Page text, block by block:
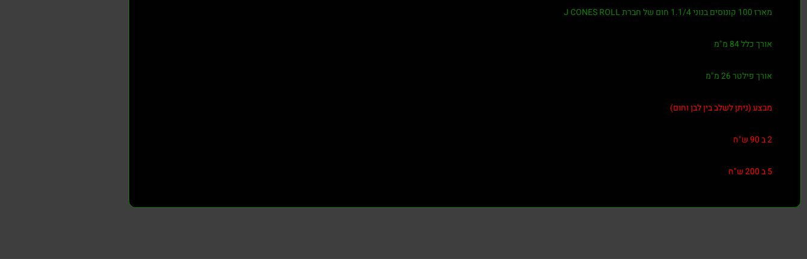
מארז 100 קונוסים בנוני 1.1/4 חום של חברת J CONES ROLL
אורך כלל 84 מ"מ
אורך פילטר 26 מ"מ
מבצע (ניתן לשלב בין לבן וחום)
2 ב 90 ש"ח
5 ב 200 ש"ח